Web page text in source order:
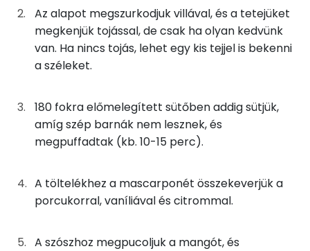
50gmangó
21 kcal
5gcukor 19 kcal
34gleveles tészta
Összesen 243 kcal
Szelén
TOP vitaminok
Kolin:
C vitamin:
E vitamin:
β-karotin
Fehérje
Az alapot megszurkodjuk villával, és a tetejüket
megkenjük tojással, de csak ha olyan kedvünk
van. Ha nincs tojás, lehet egy kis tejjel is bekenni
a széleket.
180 fokra előmelegített sütőben addig sütjük,
amíg szép barnák nem lesznek, és
megpuffadtak (kb. 10-15 perc).
A töltelékhez a mascarponét összekeverjük a
porcukorral, vaníliával és citrommal.
A szószhoz megpucoljuk a mangót, és